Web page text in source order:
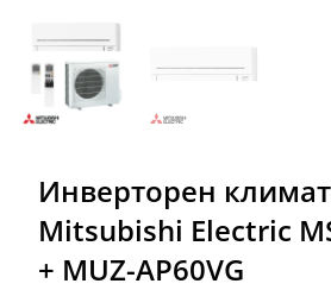
Инверторен
Mitsubishi Electric
+ MUZ-AP60VG